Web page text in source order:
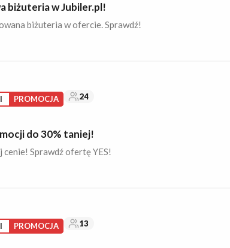
biżuteria w Jubiler.pl!
biżuteria w ofercie. Sprawdź!
PROMOCJA 24
do 30% taniej!
cenie! Sprawdź ofertę YES!
PROMOCJA 13